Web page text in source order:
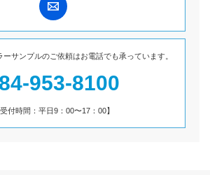
ーサンプルのご依頼はお電話でも承っています。
953-8100
受付時間：平日9：00〜17：00】